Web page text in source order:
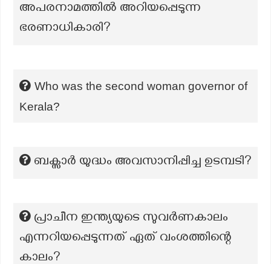
അപരനാമത്തിൽ അറിയപ്പെടുന്ന
ഭരണാധികാരി?
Who was the second woman governor of
Kerala?
ബക്സാർ യുദ്ധം അവസാനിപ്പിച്ച ഉടമ്പടി?
പ്രാചീന ഇന്ത്യയുടെ സുവർണകാലം
എന്നറിയപ്പെടുന്നത് ഏത് വംശത്തിന്റെ
കാലം?